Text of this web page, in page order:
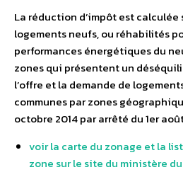
La réduction d’impôt est calculée
logements neufs, ou réhabilités
performances énergétiques du
zones qui présentent un
l’offre et la demande de
communes par zones
octobre 2014 par arrêté du 1er
voir la carte du zonage et la
zone sur le site du ministère